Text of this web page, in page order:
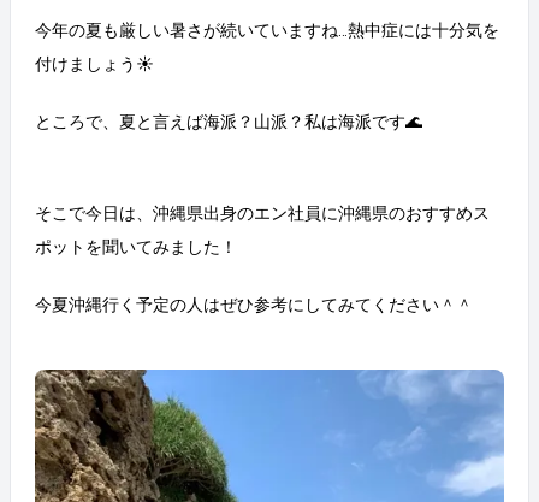
今年の夏も厳しい暑さが続いていますね…熱中症には十分気を
付けましょう☀️
ところで、夏と言えば海派？山派？私は海派です🌊
そこで今日は、沖縄県出身のエン社員に沖縄県のおすすめス
ポットを聞いてみました！
今夏沖縄行く予定の人はぜひ参考にしてみてください＾＾